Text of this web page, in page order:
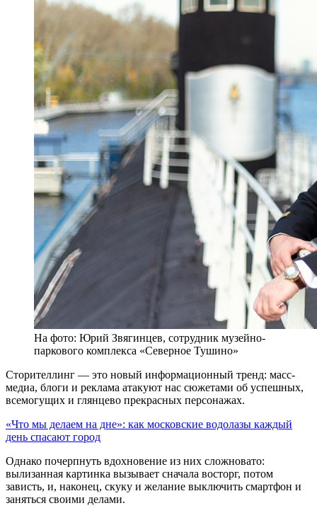
На фото: Юрий Звягинцев, сотрудник музейно-
паркового комплекса «Северное Тушино»
Сторителлинг — это новый информационный тренд: масс-
медиа, блоги и реклама атакуют нас сюжетами об успешных,
всемогущих и глянцево прекрасных персонажах.
«Что мы делаем на дне»: как московские водолазы каждый
день спасают город
Однако почерпнуть вдохновение из них сложновато:
вылизанная картинка вызывает сначала восторг, потом
зависть, и, наконец, скуку и желание выключить смартфон и
заняться своими делами.